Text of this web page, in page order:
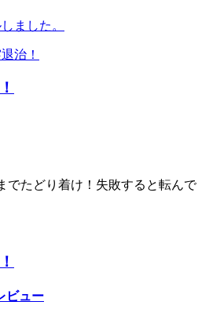
ました。
でたどり着け！失敗すると転んで
ビュー